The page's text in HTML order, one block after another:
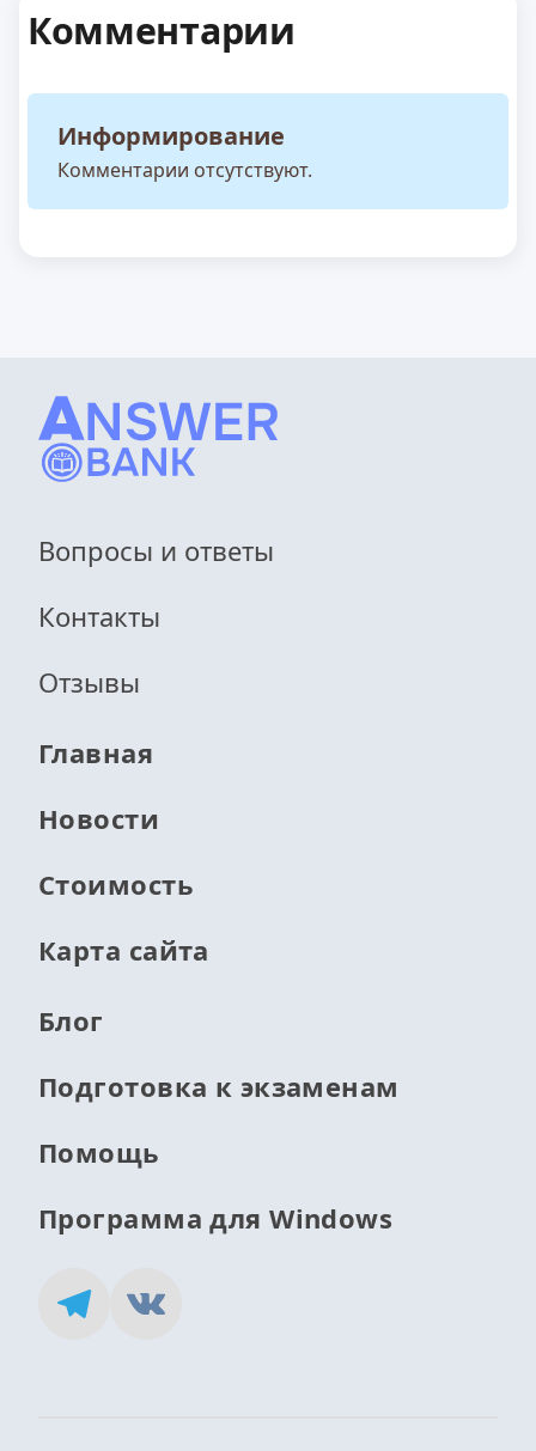
Комментарии
Информирование
Комментарии отсутствуют.
Вопросы и ответы
Контакты
Отзывы
Главная
Новости
Стоимость
Карта сайта
Блог
Подготовка к экзаменам
Помощь
Программа для Windows